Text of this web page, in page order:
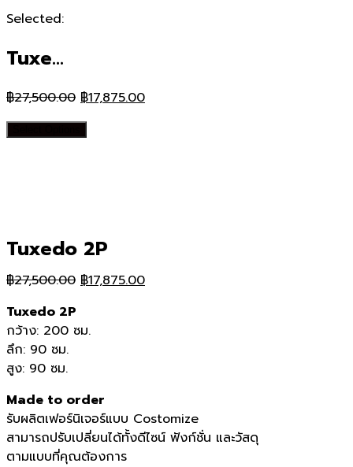
Selected:
Tuxe…
฿27,500.00 Original
was:
฿17,875.00Current
Tuxedo 2P
฿27,500.00 Original
฿27,500.00.
฿17,875.00Current
Tuxedo 2P
กว้าง: 200 ซม.
ลึก: 90 ซม.
สูง: 90 ซม.
Made to order
รับผลิตเฟอร์นิเจอร์แบบ Costomize
สามารถปรับเปลี่ยนได้ทั้งดีไซน์ ฟังก์ชั่น และวัสดุ
ตามแบบที่คุณต้องการ